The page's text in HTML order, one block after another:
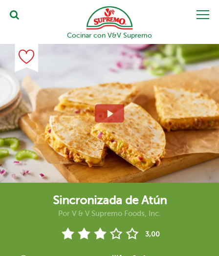
Cocinar con V&V Supremo
Sincronizada de Atún
Por V & V Supremo Foods, Inc.
3,00